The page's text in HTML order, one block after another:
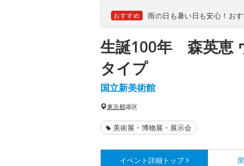
おすすめ 雨の日も暑い日も安心！お
生誕100年 森英恵
タイプ
国立新美術館
東京都港区
美術展・博物展・展示会
イベント詳細 トップ